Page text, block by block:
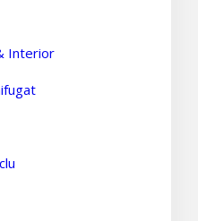
Interior